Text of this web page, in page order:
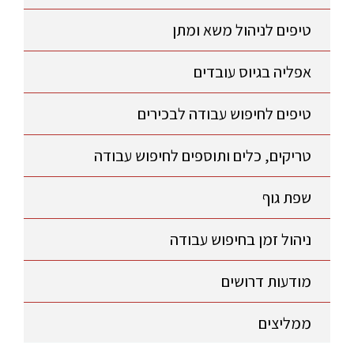
טיפים לניהול משא ומתן
אפליה בגיוס עובדים
טיפים לחיפוש עבודה לבכירים
טריקים, כלים ותוספים לחיפוש עבודה
שפת גוף
ניהול זמן בחיפוש עבודה
מודעות דרושים
ממליצים